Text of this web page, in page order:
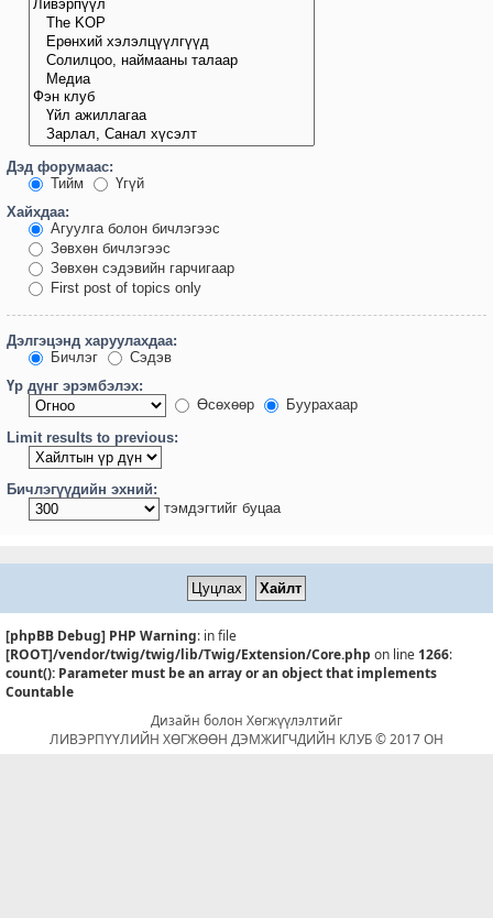
Дэд форумаас:
Тийм
Үгүй
Хайхдаа:
Агуулга болон бичлэгээс
Зөвхөн бичлэгээс
Зөвхөн сэдэвийн гарчигаар
First post of topics only
Дэлгэцэнд харуулахдаа:
Бичлэг
Сэдэв
Үр дүнг эрэмбэлэх:
Өсөхөөр
Буурахаар
Limit results to previous:
Бичлэгүүдийн эхний:
тэмдэгтийг буцаа
[phpBB Debug] PHP Warning: in file
[ROOT]/vendor/twig/twig/lib/Twig/Extension/Core.php on line 1266:
count(): Parameter must be an array or an object that implements
Countable
Дизайн болон Хөгжүүлэлтийг
ЛИВЭРПҮҮЛИЙН ХӨГЖӨӨН ДЭМЖИГЧДИЙН КЛУБ © 2017 ОН